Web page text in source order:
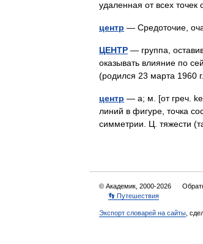
удаленная от всех
центр — Средоточие,
ЦЕНТР — группа,
оказывать влияние по
(родился 23 марта 1960
центр — а; м. [от греч.
линий в фигуре, точка
симметрии. Ц. тяжести
© Академик, 2000-2026
👣 Путешествия
Экспорт словарей на сайты ,